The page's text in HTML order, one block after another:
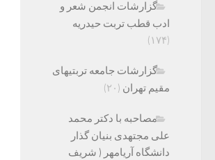
گزارشات انجمن شعر و
ادب قطب تربت حیدریه
(۱۷۴)
گزارشات جامعه تربتیهای
مقیم تهران (۲۰)
مصاحبه با دکتر محمد
علی مجتهدی بنیان گذار
دانشگاه آریامهر ( شریف